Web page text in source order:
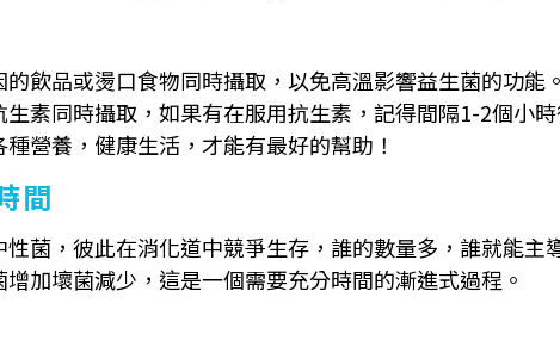
飲品或燙口食物同時攝取，以免高溫影響益生菌的功能
素同時攝取，如果有在服用抗生素，記得間隔1-2個小
營養，健康生活，才能有最好的幫助！
間
菌，彼此在消化道中競爭生存，誰的數量多，誰就能主
加壞菌減少，這是一個需要充分時間的漸進式過程。